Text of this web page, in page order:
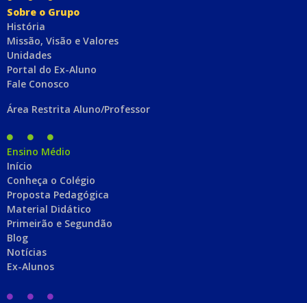
Sobre o Grupo
História
Missão, Visão e Valores
Unidades
Portal do Ex-Aluno
Fale Conosco
Área Restrita Aluno/Professor
Ensino Médio
Início
Conheça o Colégio
Proposta Pedagógica
Material Didático
Primeirão e Segundão
Blog
Notícias
Ex-Alunos